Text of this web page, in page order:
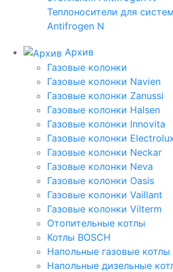
Теплоносители для
Antifrogen N
Архив
Газовые колонки
Газовые колонки Navien
Газовые колонки Zanussi
Газовые колонки Halsen
Газовые колонки Innovita
Газовые колонки
Газовые колонки Neckar
Газовые колонки Neva
Газовые колонки Oasis
Газовые колонки Vaillant
Газовые колонки Vilterm
Отопительные котлы
Котлы BOSCH
Напольные газовые котлы
Напольные дизельные